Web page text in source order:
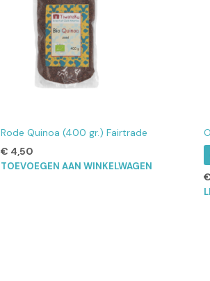
Rode Quinoa (400 gr.) Fairtrade
€ 4,50
TOEVOEGEN AAN WINKELWAGEN
€